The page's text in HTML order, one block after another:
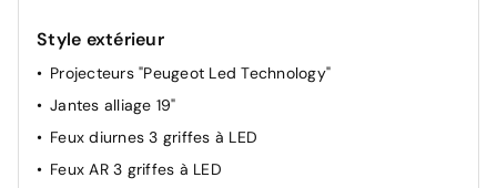
Style extérieur
Projecteurs "Peugeot Led Technology"
Jantes alliage 19"
Feux diurnes 3 griffes à LED
Feux AR 3 griffes à LED